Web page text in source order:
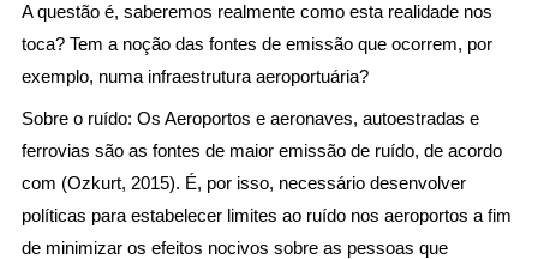
A questão é, saberemos realmente como esta realidade nos
toca? Tem a noção das fontes de emissão que ocorrem, por
exemplo, numa infraestrutura aeroportuária?
Sobre o ruído: Os Aeroportos e aeronaves, autoestradas e
ferrovias são as fontes de maior emissão de ruído, de acordo
com (Ozkurt, 2015). É, por isso, necessário desenvolver
políticas para estabelecer limites ao ruído nos aeroportos a fim
de minimizar os efeitos nocivos sobre as pessoas que